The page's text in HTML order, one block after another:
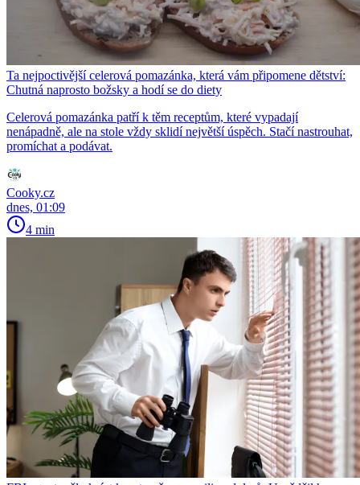
Ta nejpoctivější celerová pomazánka, která vám připomene dětství:
Chutná naprosto božsky a hodí se do diety
Celerová pomazánka patří k těm receptům, které vypadají
nenápadně, ale na stole vždy sklidí největší úspěch. Stačí nastrouhat,
promíchat a podávat.
Cooky.cz
dnes, 01:09
4 min